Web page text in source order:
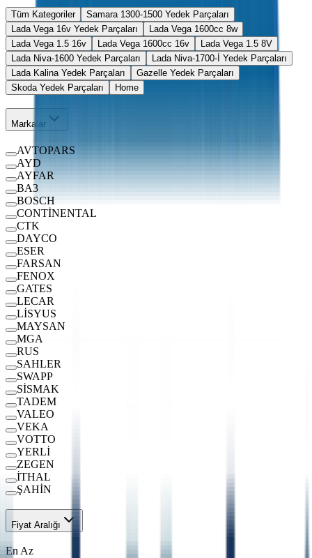
Tüm Kategoriler
Samara 1300-1500 Yedek Parçaları
Lada Vega 16v Yedek Parçaları
Lada Vega 1600cc 8w
Lada Vega 1.5 16v
Lada Vega 1600cc 16v
Lada Vega 1.5 8V
Lada Niva-1600 Yedek Parçaları
Lada Niva-1700-İ Yedek Parçaları
Lada Kalina Yedek Parçaları
Gazelle Yedek Parçaları
Skoda Yedek Parçaları
Home
Markalar
AVTOPARS
AYD
AYFAR
BA3
BOSCH
CONTİNENTAL
CTK
DAYCO
ESER
FARSAN
FENOX
GATES
LECAR
LİSYUS
MAYSAN
MGA
RUS
SAHLER
SWAPP
SİSMAK
TADEM
VALEO
VEKA
VOTTO
YERLİ
ZEGEN
İTHAL
ŞAHİN
Fiyat Aralığı
En Az